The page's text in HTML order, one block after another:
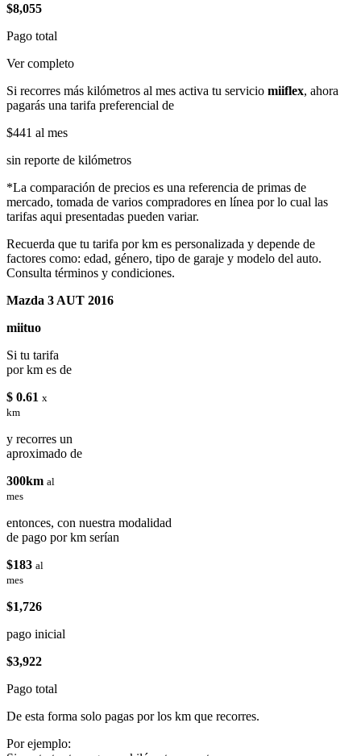
$8,055
Pago total
Ver completo
Si recorres más kilómetros al mes activa tu servicio miiflex, ahora
pagarás una tarifa preferencial de
$441 al mes
sin reporte de kilómetros
*La comparación de precios es una referencia de primas de
mercado, tomada de varios compradores en línea por lo cual las
tarifas aqui presentadas pueden variar.
Recuerda que tu tarifa por km es personalizada y depende de
factores como: edad, género, tipo de garaje y modelo del auto.
Consulta términos y condiciones.
Mazda 3 AUT 2016
miituo
Si tu tarifa
por km es de
$ 0.61 x
km
y recorres un
aproximado de
300km al
mes
entonces, con nuestra modalidad
de pago por km serían
$183 al
mes
$1,726
pago inicial
$3,922
Pago total
De esta forma solo pagas por los km que recorres.
Por ejemplo: